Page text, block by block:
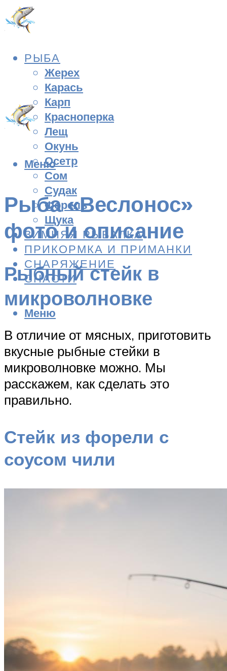
РЫБА
Жерех
Карась
Карп
Красноперка
Лещ
Окунь
Осетр
Сом
Судак
Форель
Щука
ЗИМНЯЯ РЫБАЛКА
ПРИКОРМКА И ПРИМАНКИ
СНАРЯЖЕНИЕ
СНАСТИ
Меню
Меню
Рыба «Веслонос»
фото и описание
Рыбный стейк в
микроволновке
В отличие от мясных, приготовить
вкусные рыбные стейки в
микроволновке можно. Мы
расскажем, как сделать это
правильно.
Стейк из форели с
соусом чили